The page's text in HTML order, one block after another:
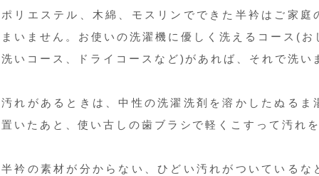
ポリエステル、木綿、モスリンでできた半衿はご家庭
まいません。お使いの洗濯機に優しく洗えるコース(
洗いコース、ドライコースなど)があれば、それで洗い
汚れがあるときは、中性の洗濯洗剤を溶かしたぬるま
置いたあと、使い古しの歯ブラシで軽くこすって汚れ
半衿の素材が分からない、ひどい汚れがついているな